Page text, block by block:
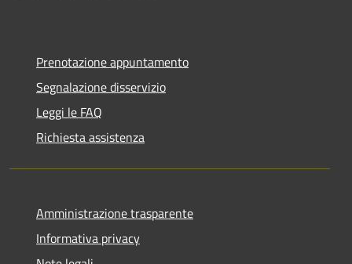
Prenotazione appuntamento
Segnalazione disservizio
Leggi le FAQ
Richiesta assistenza
Amministrazione trasparente
Informativa privacy